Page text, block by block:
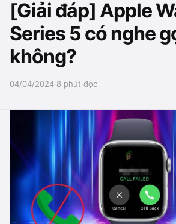
[Giải đáp] Apple
Series 5 có nghe
không?
04/04/2024·8 phút đọc